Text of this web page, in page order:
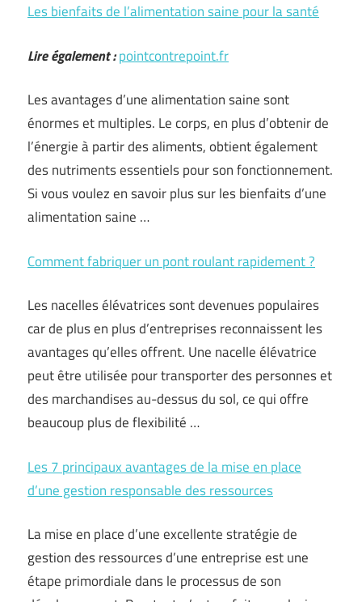
Les bienfaits de l’alimentation saine pour la santé
Lire également :pointcontrepoint.fr
Les avantages d’une alimentation saine sont
énormes et multiples. Le corps, en plus d’obtenir de
l’énergie à partir des aliments, obtient également
des nutriments essentiels pour son fonctionnement.
Si vous voulez en savoir plus sur les bienfaits d’une
alimentation saine …
Comment fabriquer un pont roulant rapidement ?
Les nacelles élévatrices sont devenues populaires
car de plus en plus d’entreprises reconnaissent les
avantages qu’elles offrent. Une nacelle élévatrice
peut être utilisée pour transporter des personnes et
des marchandises au-dessus du sol, ce qui offre
beaucoup plus de flexibilité …
Les 7 principaux avantages de la mise en place
d’une gestion responsable des ressources
La mise en place d’une excellente stratégie de
gestion des ressources d’une entreprise est une
étape primordiale dans le processus de son